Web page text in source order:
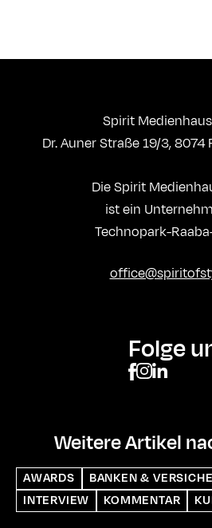
Spirit
Dr. Auner Straße 19/3,
Die Spirit
ist ein
Technopark-
Folge
Weitere Artikel
AWARDS BANKEN &
INTERVIEW
KOMMENTAR